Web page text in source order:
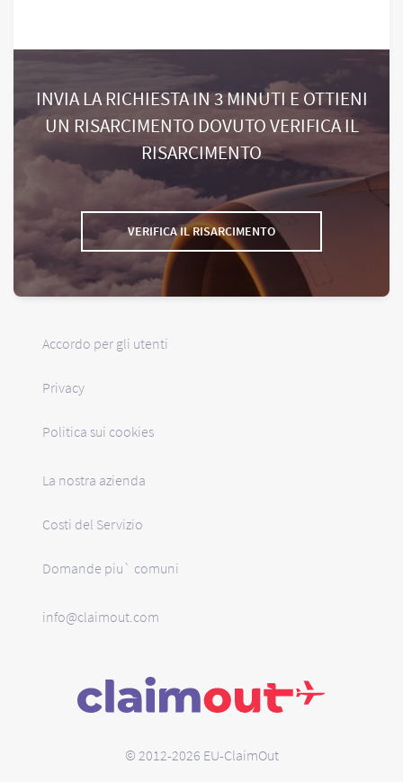
INVIA LA RICHIESTA IN 3 MINUTI E OTTIENI
UN RISARCIMENTO DOVUTO VERIFICA IL
RISARCIMENTO
VERIFICA IL RISARCIMENTO
Accordo per gli utenti
Privacy
Politica sui cookies
La nostra azienda
Costi del Servizio
Domande piu` comuni
info@claimout.com
© 2012-2026 EU-ClaimOut